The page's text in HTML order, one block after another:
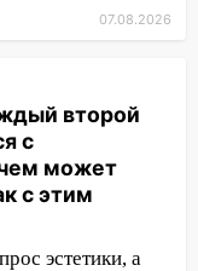
фирмы
на 48
сбил
двое
07.08.2026
второй
с
чем может
с этим
эстетики, а